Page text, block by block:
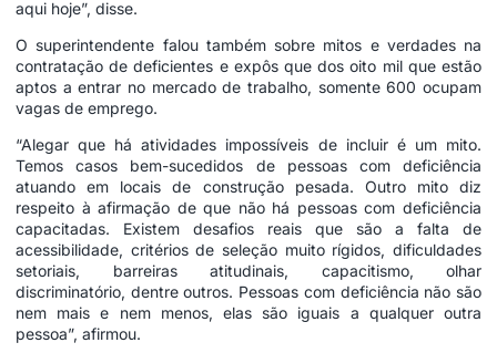
aqui hoje”, disse.
O superintendente falou também sobre mitos e verdades na
contratação de deficientes e expôs que dos oito mil que estão
aptos a entrar no mercado de trabalho, somente 600 ocupam
vagas de emprego.
“Alegar que há atividades impossíveis de incluir é um mito.
Temos casos bem-sucedidos de pessoas com deficiência
atuando em locais de construção pesada. Outro mito diz
respeito à afirmação de que não há pessoas com deficiência
capacitadas. Existem desafios reais que são a falta de
acessibilidade, critérios de seleção muito rígidos, dificuldades
setoriais, barreiras atitudinais, capacitismo, olhar
discriminatório, dentre outros. Pessoas com deficiência não são
nem mais e nem menos, elas são iguais a qualquer outra
pessoa”, afirmou.